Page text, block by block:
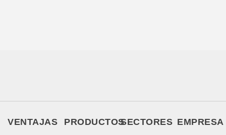
VENTAJAS PRODUCTOSSECTORES EMPRESA